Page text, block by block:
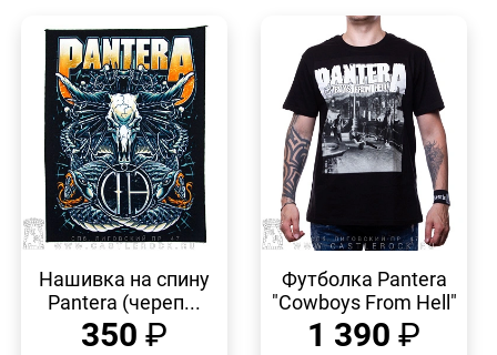
ПРОСМОТР
Нашивка на спину
Pantera (череп...
350 ₽
ПРОСМОТР
Футболка Pantera
"Cowboys From Hell"
1 390 ₽